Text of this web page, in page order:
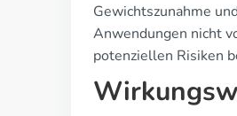
Gewichtszunahme
Anwendungen nicht
potenziellen Risiken